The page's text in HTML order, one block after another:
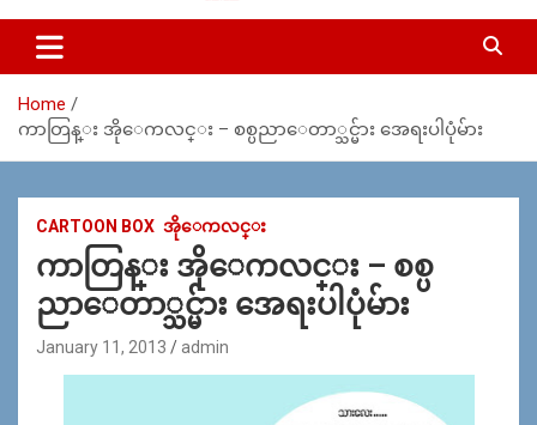
MoeMaKa Burmese News &
Media
ယ္ေရး – အမွတ္ ၂၅၄၊ ပထပ္၊ လမ္း ၄၀၊ ေက်ာက္တံတား၊ ရန္ကုန္။
(ဖုုံး – ၀၉ ၂၅၂ ၂၄၉ ၀၉၄ ၊ ၀၉ ၄၂၁ ၇၄၃ ၇၅၃ ၊ ၀၉ ၅၀၄ ၁၀ ၅၈) ျ
ဇာေစ်းသစ္ ။ ၀၉ ၇၈၆၈၃၇ ၃၀၅ / ၀၉ ၉၆၃၆၉၉၈၃၄
Home
ကာတြန္း အိုေကလင္း – စစ္ပညာေတာ္သင္မ်ား အေရးပါပုံမ်ား
CARTOON BOX အိုေကလင္း
ကာတြန္း အိုေကလင္း – စစ္ပ
ညာေတာ္သင္မ်ား အေရးပါပုံမ်ား
January 11, 2013 admin